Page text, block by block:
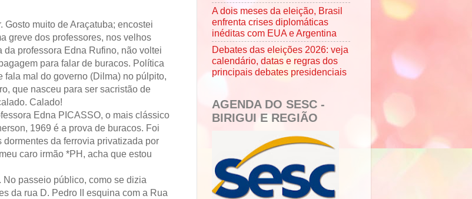
muito de Araçatuba; encostei
greve dos professores, nos velhos
professora Edna Rufino, não voltei
para falar de buracos. Política
fala mal do governo (Dilma) no púlpito,
que nasceu para ser sacristão de
Calado!
Edna PICASSO, o mais clássico
1969 é a prova de buracos. Foi
da ferrovia privatizada por
caro irmão *PH, acha que estou
passeio público, como se dizia
da rua D. Pedro II esquina com a Rua
A dois meses da eleição, Brasil
enfrenta crises diplomáticas
inéditas com EUA e Argentina
Debates das eleições 2026: veja
calendário, datas e regras dos
principais debates presidenciais
AGENDA DO SESC -
BIRIGUI E REGIÃO